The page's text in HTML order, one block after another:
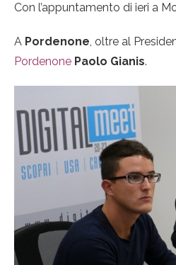
Con l’appuntamento di ieri a
A Pordenone, oltre al
Pordenone Paolo Gianis.